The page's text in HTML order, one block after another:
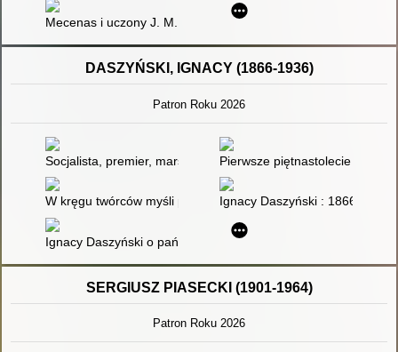
Mecenas i uczony J. M. Ossoliński i jego działalność
DASZYŃSKI, IGNACY (1866-1936)
Patron Roku 2026
Socjalista, premier, marszałek Sejmu RP : Ignacy Daszyński
Pierwsze piętnastolecie Polski
W kręgu twórców myśli politycznej : zbiór studiów
Ignacy Daszyński : 1866-1936
Ignacy Daszyński o państwie, demokracji i parlamentaryzmie -
SERGIUSZ PIASECKI (1901-1964)
Patron Roku 2026